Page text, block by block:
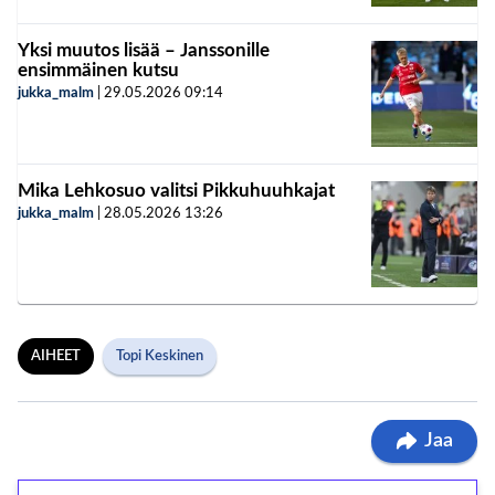
Yksi muutos lisää – Janssonille
ensimmäinen kutsu
jukka_malm 29.05.2026 09:14
Mika Lehkosuo valitsi Pikkuhuuhkajat
jukka_malm 28.05.2026 13:26
AIHEET Topi Keskinen
Jaa